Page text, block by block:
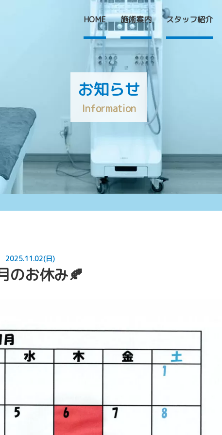
HOME 施術案内 スタッフ紹介
HOME
プライバシーポリシー
お知らせ
Information
2025.11.02(日)
のお休み🍂